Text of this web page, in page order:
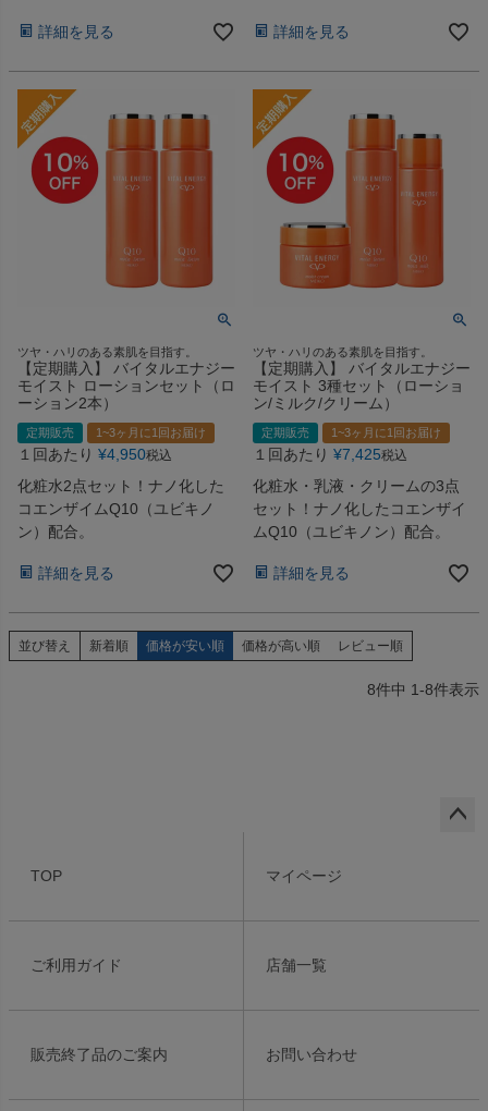
詳細を見る 詳細を見る
ツヤ・ハリのある素肌を目指す。
【定期購入】 バイタルエナジー
モイスト ローションセット（ロ
ーション2本）
定期販売 1~3ヶ月に1回お届け
１回あたり ¥4,950税込
化粧水2点セット！ナノ化した
コエンザイムQ10（ユビキノ
ン）配合。
詳細を見る
ツヤ・ハリのある素肌を目指す。
【定期購入】 バイタルエナジー
モイスト 3種セット（ローショ
ン/ミルク/クリーム）
定期販売 1~3ヶ月に1回お届け
１回あたり ¥7,425税込
化粧水・乳液・クリームの3点
セット！ナノ化したコエンザイ
ムQ10（ユビキノン）配合。
詳細を見る
並び替え 新着順 価格が安い順 価格が高い順 レビュー順
8件中 1-8件表示
TOP マイページ
ご利用ガイド 店舗一覧
販売終了品のご案内 お問い合わせ